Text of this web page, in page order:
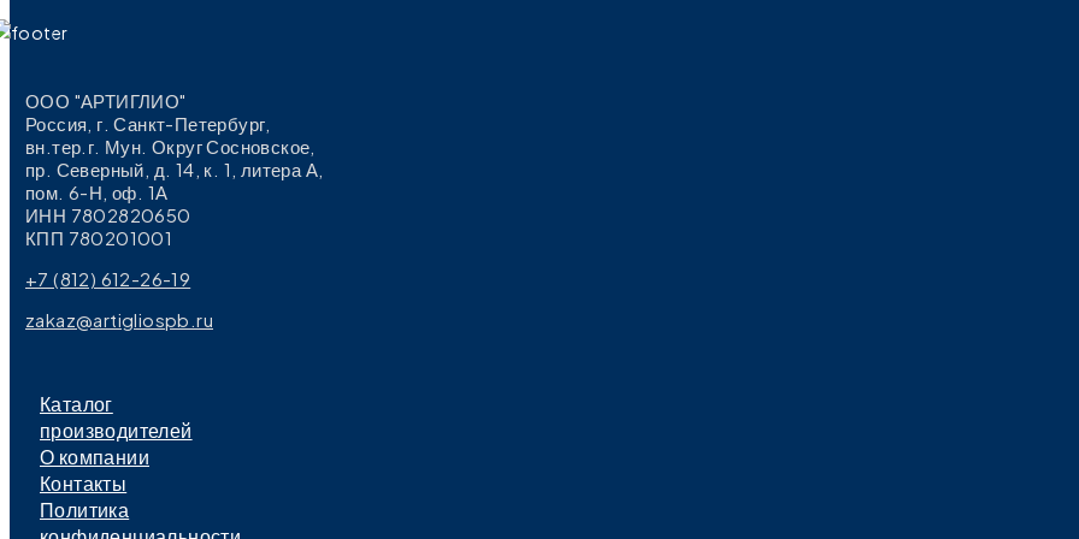
ООО "АРТИГЛИО"
Россия, г. Санкт-Петербург,
вн.тер.г. Мун. Округ Сосновское,
пр. Северный, д. 14, к. 1, литера А,
пом. 6-Н, оф. 1А
ИНН 7802820650
КПП 780201001
+7 (812) 612-26-19
zakaz@artigliospb.ru
Каталог
производителей
О компании
Контакты
Политика